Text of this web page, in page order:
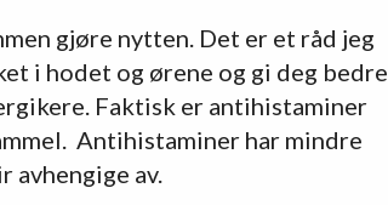
gjøre nytten. Det er et råd jeg
i hodet og ørene og gi deg bedre
Faktisk er antihistaminer
Antihistaminer har mindre
avhengige av.